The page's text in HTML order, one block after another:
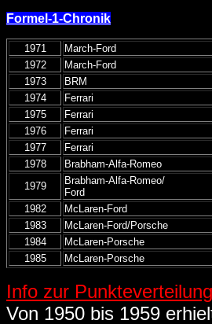
Formel-1-Chronik
1971 March-Ford
1972
March-Ford
1973
BRM
1974
Ferrari
1975
Ferrari
1976
Ferrari
1977
Ferrari
1978
Brabham-Alfa-Romeo
1979
Brabham-Alfa-Romeo/
Ford
1982
McLaren-Ford
1983
McLaren-Ford/Porsche
1984
McLaren-Porsche
1985
McLaren-Porsche
Info zur
Von 1950 bis 1959